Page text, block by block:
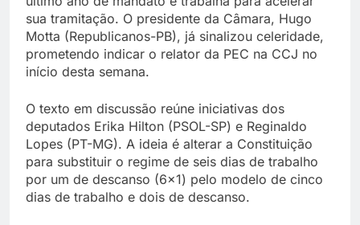
sua tramitação. O presidente da Câmara, Hugo
Motta (Republicanos-PB), já sinalizou celeridade,
prometendo indicar o relator da PEC na CCJ no
início desta semana.
O texto em discussão reúne iniciativas dos
deputados Erika Hilton (PSOL-SP) e Reginaldo
Lopes (PT-MG). A ideia é alterar a Constituição
para substituir o regime de seis dias de trabalho
por um de descanso (6×1) pelo modelo de cinco
dias de trabalho e dois de descanso.